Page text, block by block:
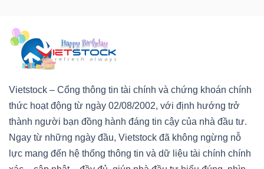
Vietstock – Cổng thông tin tài chính và chứng khoán chính
thức hoạt động từ ngày 02/08/2002, với định hướng trở
thành người bạn đồng hành đáng tin cậy của nhà đầu tư.
Ngay từ những ngày đầu, Vietstock đã không ngừng nỗ
lực mang đến hệ thống thông tin và dữ liệu tài chính chính